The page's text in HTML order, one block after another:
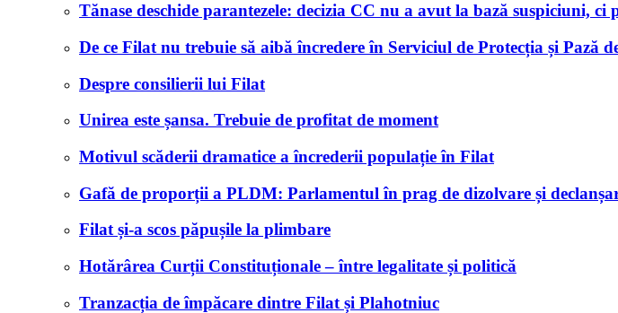
Tănase deschide parantezele: decizia CC nu a avut la bază suspiciuni, ci
De ce Filat nu trebuie să aibă încredere în Serviciul de Protecția și Pază
Despre consilierii lui Filat
Unirea este șansa. Trebuie de profitat de moment
Motivul scăderii dramatice a încrederii populație în Filat
Gafă de proporții a PLDM: Parlamentul în prag de dizolvare și
Filat și-a scos păpușile la plimbare
Hotărârea Curții Constituționale – între legalitate și politică
Tranzacția de împăcare dintre Filat și Plahotniuc